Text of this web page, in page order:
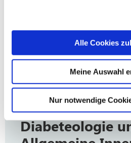
Alle Cookies
Meine Auswahl
Nur notwendige
Radiologie
Ärztlicher Leiter
Diabeteologie
Zentrum Köln
Thoraxklinik
Chefärzte Prof. Dr.
Anästhesie,
und
Zentrum Köln
Allgemein-,
Tumorchirurgie
Geriatrie
Chefarzt Dr.